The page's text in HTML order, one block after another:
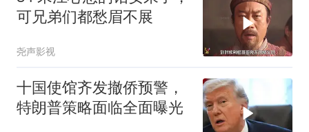
可兄弟们都愁眉不展
尧声影视
十国使馆齐发撤侨预警，
特朗普策略面临全面曝光